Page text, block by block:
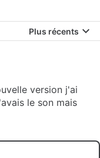
Plus récents
version j'ai
le son mais